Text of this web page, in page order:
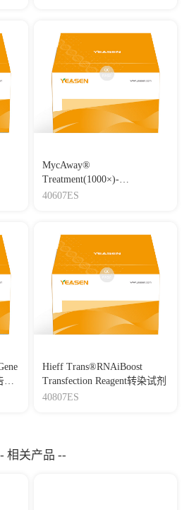
MycAway®
Treatment(1000×)-
Mycoplasma Elimination
40607ES
基
Hieff Trans®RNAiBoost
Transfection Reagent转染试剂
40807ES
相关产品 --